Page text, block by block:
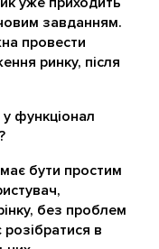
завданням.
провести
ринку, після
функціонал
бути простим
без проблем
в